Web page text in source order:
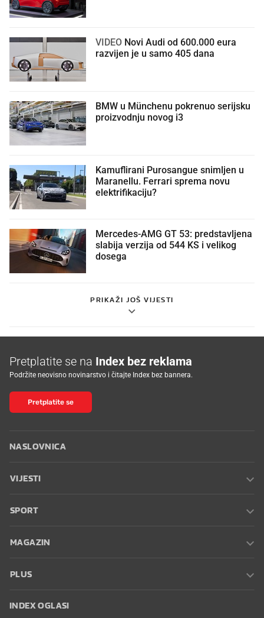
VIDEO
razvijen je u samo 405 dana
BMW u Münchenu pokrenuo serijsku
proizvodnju novog i3
Kamuflirani Purosangue snimljen u
Maranellu. Ferrari sprema novu
elektrifikaciju?
Mercedes-AMG GT 53: predstavljena
slabija verzija od 544 KS i velikog
dosega
PRIKAŽI JOŠ VIJESTI
Pretplatite se na Index bez reklama
Podržite neovisno novinarstvo i čitajte Index bez bannera.
Pretplatite se
NASLOVNICA
VIJESTI
SPORT
MAGAZIN
PLUS
INDEX OGLASI